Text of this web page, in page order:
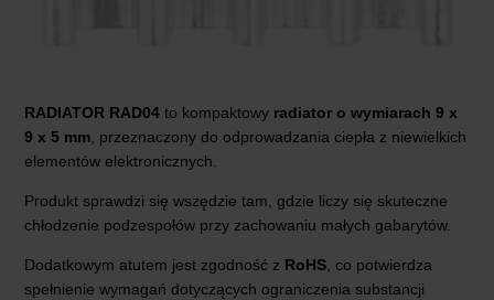
RADIATOR RAD04 to kompaktowy radiator o wymiarach 9 x
9 x 5 mm , przeznaczony do odprowadzania ciepła z niewielkich
elementów elektronicznych.
Produkt sprawdzi się wszędzie tam, gdzie liczy się skuteczne
chłodzenie podzespołów przy zachowaniu małych gabarytów.
Dodatkowym atutem jest zgodność z RoHS , co potwierdza
spełnienie wymagań dotyczących ograniczenia substancji